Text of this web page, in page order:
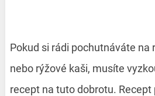
Pokud si rádi pochutnáváte na
nebo rýžové kaši, musíte
recept na tuto dobrotu. Recept